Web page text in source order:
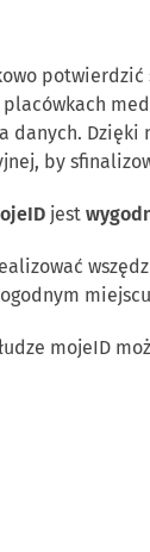
danych. Dzięki
by
jest
mojeID